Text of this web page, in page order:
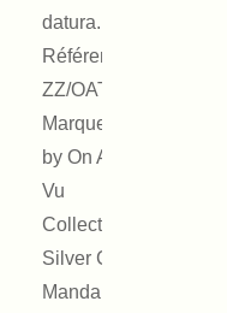
datura.
Référence :
ZZ/OATV050WB
Marque : EHz-Z
by On Aura Tout
Vu
Collection :
Silver Candele
Mandala